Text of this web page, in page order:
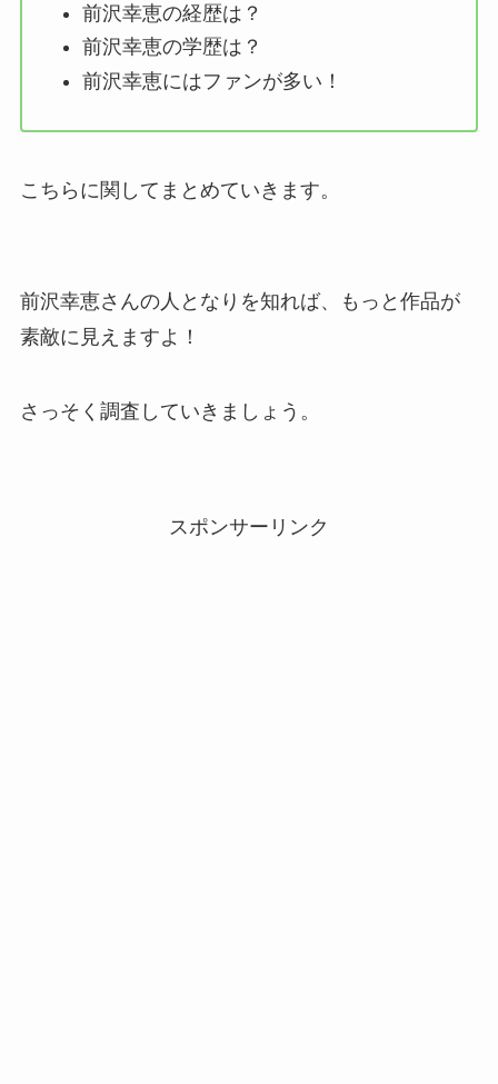
前沢幸恵の経歴は？
前沢幸恵の学歴は？
前沢幸恵にはファンが多い！
こちらに関してまとめていきます。
前沢幸恵さんの人となりを知れば、もっと作品が
素敵に見えますよ！
さっそく調査していきましょう。
スポンサーリンク